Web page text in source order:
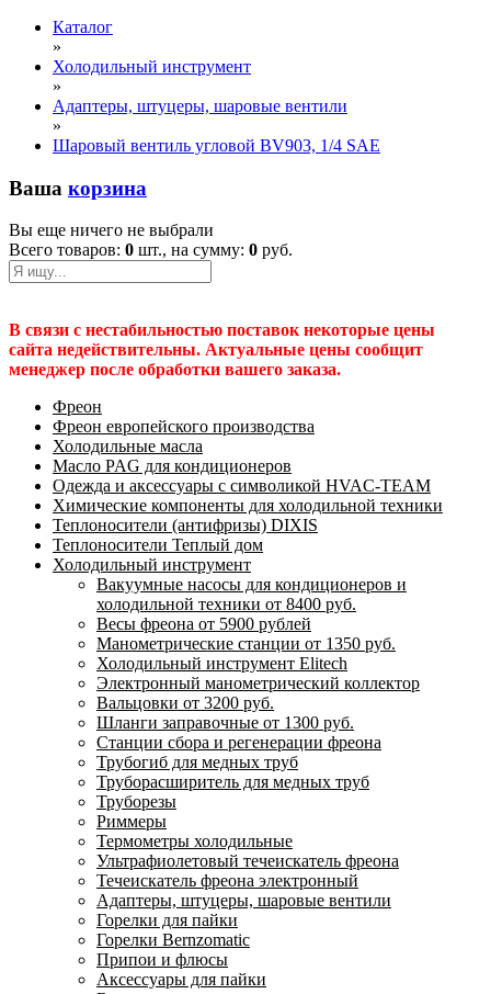
Каталог
»
Холодильный инструмент
»
Адаптеры, штуцеры, шаровые вентили
»
Шаровый вентиль угловой BV903, 1/4 SAE
Ваша корзина
Вы еще ничего не выбрали
Всего товаров: 0 шт., на сумму: 0 руб.
В связи с нестабильностью поставок некоторые цены
сайта недействительны. Актуальные цены сообщит
менеджер после обработки вашего заказа.
Фреон
Фреон европейского производства
Холодильные масла
Масло PAG для кондиционеров
Одежда и аксессуары с символикой HVAC-TEAM
Химические компоненты для холодильной техники
Теплоносители (антифризы) DIXIS
Теплоносители Теплый дом
Холодильный инструмент
Вакуумные насосы для кондиционеров и
холодильной техники от 8400 руб.
Весы фреона от 5900 рублей
Манометрические станции от 1350 руб.
Холодильный инструмент Elitech
Электронный манометрический коллектор
Вальцовки от 3200 руб.
Шланги заправочные от 1300 руб.
Станции сбора и регенерации фреона
Трубогиб для медных труб
Труборасширитель для медных труб
Труборезы
Риммеры
Термометры холодильные
Ультрафиолетовый течеискатель фреона
Течеискатель фреона электронный
Адаптеры, штуцеры, шаровые вентили
Горелки для пайки
Горелки Bernzomatic
Припои и флюсы
Аксессуары для пайки